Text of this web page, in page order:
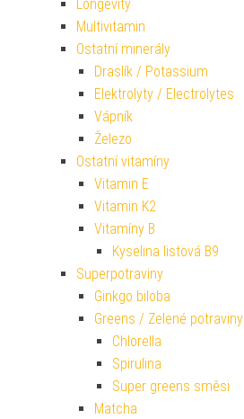
Longevity
Multivitamin
Ostatní minerály
Draslík / Potassium
Elektrolyty / Electrolytes
Vápník
Železo
Ostatní vitamíny
Vitamin E
Vitamin K2
Vitamíny B
Kyselina listová B9
Superpotraviny
Ginkgo biloba
Greens / Zelené potraviny
Chlorella
Spirulina
Super greens směsi
Matcha